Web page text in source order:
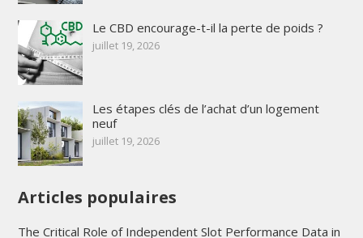
Le CBD encourage-t-il la perte de poids ?
juillet 19, 2026
Les étapes clés de l’achat d’un logement
neuf
juillet 19, 2026
Articles populaires
The Critical Role of Independent Slot Performance Data in